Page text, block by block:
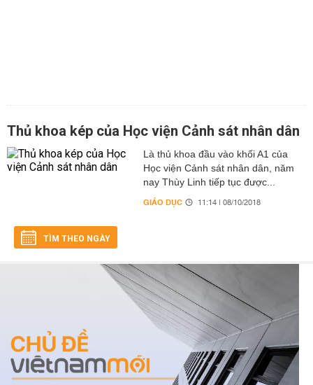
Thủ khoa kép của Học viện Cảnh sát nhân dân
Là thủ khoa đầu vào khối A1 của
Học viện Cảnh sát nhân dân, năm
nay Thùy Linh tiếp tục được...
GIÁO DỤC 11:14 | 08/10/2018
TÌM THEO NGÀY